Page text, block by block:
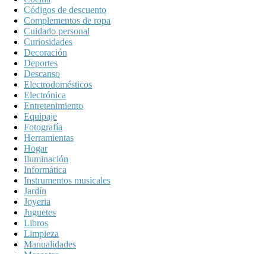
Códigos de descuento
Complementos de ropa
Cuidado personal
Curiosidades
Decoración
Deportes
Descanso
Electrodomésticos
Electrónica
Entretenimiento
Equipaje
Fotografía
Herramientas
Hogar
Iluminación
Informática
Instrumentos musicales
Jardín
Joyeria
Juguetes
Libros
Limpieza
Manualidades